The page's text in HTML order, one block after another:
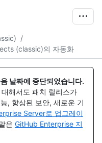
/
(classic)의 자동화
날짜에 중단되었습니다.
해서도 패치 릴리스가
, 향상된 보안, 새로운 기
Server로 업그레이
은 GitHub Enterprise 지